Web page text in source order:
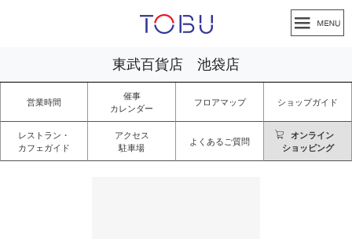
東武百貨店 池袋店
営業時間
催事
カレンダー
フロアマップ ショップガイド
レストラン・
カフェガイド
アクセス
駐車場
よくあるご質問
オンライン
ショッピング